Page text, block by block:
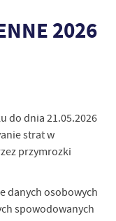
2026
do dnia 21.05.2026
strat w
przymrozki
danych osobowych
spowodowanych
informacji w zakresie
w formie
dostępność wszystkich
Ci najciekawsze
przeglądanej
trzecich lub firm